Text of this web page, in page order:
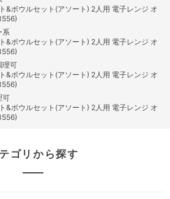
&ボウルセット(アソート) 2人用 電子レンジ オ
系
&ボウルセット(アソート) 2人用 電子レンジ オ
理可
&ボウルセット(アソート) 2人用 電子レンジ オ
可
&ボウルセット(アソート) 2人用 電子レンジ オ
ゴリから探す